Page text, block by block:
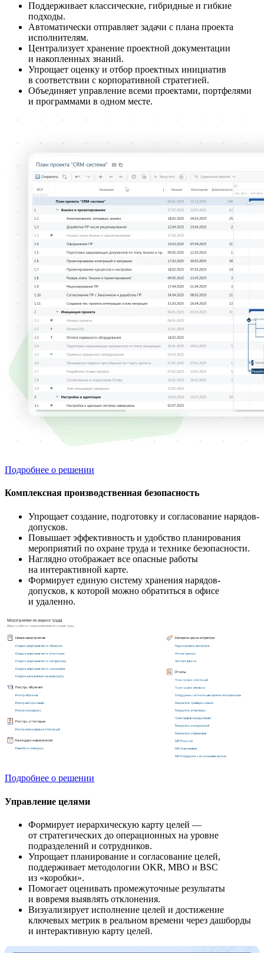
Поддерживает классические, гибридные и гибкие
подходы.
Автоматически отправляет задачи с плана проекта
исполнителям.
Централизует хранение проектной документации
и накопленных знаний.
Упрощает оценку и отбор проектных инициатив
в соответствии с корпоративной стратегией.
Объединяет управление всеми проектами, портфелями
и программами в одном месте.
Подробнее о решении
Комплексная производственная безопасность
Упрощает создание, подготовку и согласование нарядов-
допусков.
Повышает эффективность и удобство планирования
мероприятий по охране труда и технике безопасности.
Наглядно отображает все опасные работы
на интерактивной карте.
Формирует единую систему хранения нарядов-
допусков, к которой можно обратиться в офисе
и удаленно.
Подробнее о решении
Управление целями
Формирует иерархическую карту целей —
от стратегических до операционных на уровне
подразделений и сотрудников.
Упрощает планирование и согласование целей,
поддерживает методологии OKR, MBO и BSC
из «коробки».
Помогает оценивать промежуточные результаты
и вовремя выявлять отклонения.
Визуализирует исполнение целей и достижение
ключевых метрик в реальном времени через дашборды
и интерактивную карту целей.